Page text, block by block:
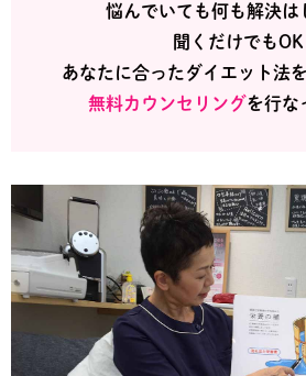
悩んでいても何も解決は
聞くだけでもOK
あなたに合ったダイエット法
無料カウンセリングを行な